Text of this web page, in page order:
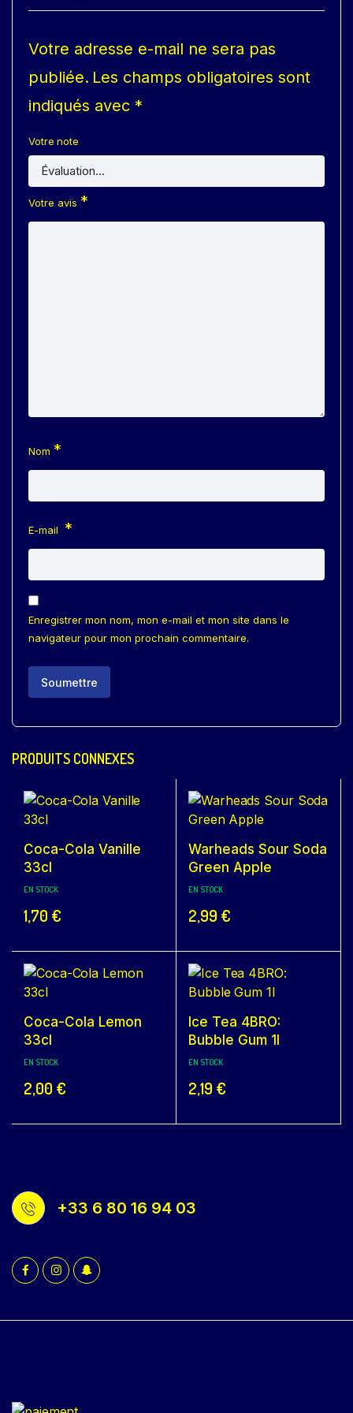
Votre adresse e-mail ne sera pas
publiée. Les champs obligatoires sont
indiqués avec *
Votre note
Votre avis *
Nom *
E-mail *
Enregistrer mon nom, mon e-mail et mon site dans le
navigateur pour mon prochain commentaire.
PRODUITS CONNEXES
Coca-Cola Vanille
33cl
EN STOCK
1,70 €
Warheads Sour Soda
Green Apple
EN STOCK
2,99 €
Coca-Cola Lemon
33cl
EN STOCK
2,00 €
Ice Tea 4BRO:
Bubble Gum 1l
EN STOCK
2,19 €
+33 6 80 16 94 03